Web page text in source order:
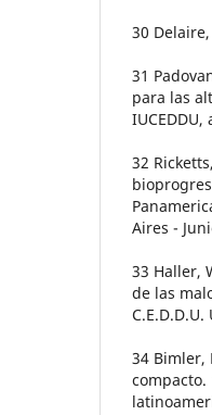
30
31
para las
IUCEDDU,
32
Aires -
33 Haller,
de las
34 Bimler,